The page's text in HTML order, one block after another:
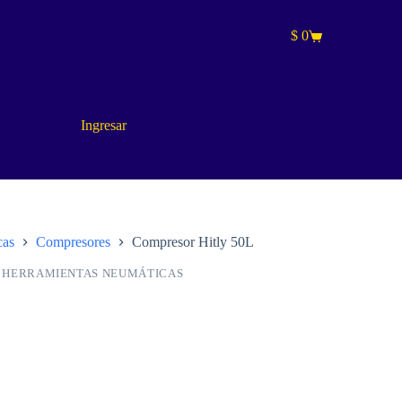
Carro
$ 0
Ingresar
Compresores Compresor Hitly 50L
HERRAMIENTAS NEUMÁTICAS